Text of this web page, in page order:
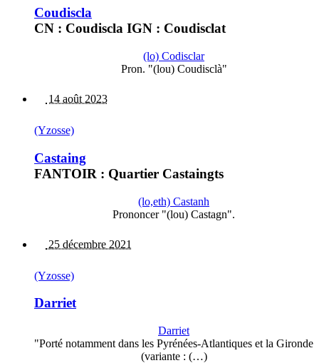
Coudiscla
CN : Coudiscla IGN : Coudisclat
(lo) Codisclar
Pron. "(lou) Coudisclà"
14 août 2023
(Yzosse)
Castaing
FANTOIR : Quartier Castaingts
(lo,eth) Castanh
Prononcer "(lou) Castagn".
25 décembre 2021
(Yzosse)
Darriet
Darriet
"Porté notamment dans les Pyrénées-Atlantiques et la Gironde
(variante : (…)